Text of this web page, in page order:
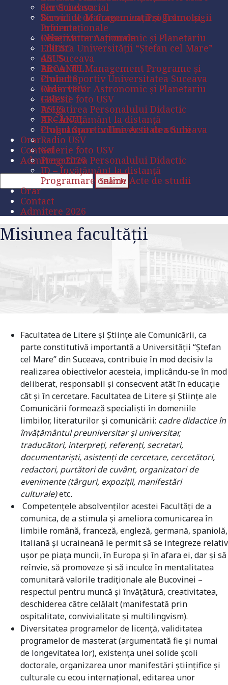
din Suceava
Biroul de Management Programe și
Proiecte
Observator Astronomic și Planetariu
FIRESC
ASUS
ARCANUL
Clubul Sportiv Universitatea Suceava
Radio USV
Galerie foto USV
Pregatirea Personalului Didactic
ID – Învățământ la distanță
Programare online Acte de studii
Orar
Contact
Admitere 2026
Serviciul social
Serviciul de Comunicaţii şi Tehnologii
Informaţionale
Relaţii Internaţionale
Editura Universităţii “Ştefan cel Mare”
din Suceava
Biroul de Management Programe și
Proiecte
Observator Astronomic și Planetariu
FIRESC
ASUS
ARCANUL
Clubul Sportiv Universitatea Suceava
Radio USV
Galerie foto USV
Pregatirea Personalului Didactic
ID – Învățământ la distanță
Programare online Acte de studii
Orar
Contact
Admitere 2026
Misiunea facultății
Facultatea de Litere şi Ştiinţe ale Comunicării, ca
parte constitutivă importantă a Universităţii “Ştefan
cel Mare” din Suceava, contribuie în mod decisiv la
realizarea obiectivelor acesteia, implicându-se în mod
deliberat, responsabil şi consecvent atât în educaţie
cât şi în cercetare. Facultatea de Litere şi Ştiinţe ale
Comunicării formează specialişti în domeniile
limbilor, literaturilor şi comunicării: cadre didactice în
învăţământul preuniversitar şi universitar,
traducători, interpreţi, referenţi, secretari,
documentarişti, asistenţi de cercetare, cercetători,
redactori, purtători de cuvânt, organizatori de
evenimente (târguri, expoziţii, manifestări
culturale)etc.
Competenţele absolvenţilor acestei Facultăţi de a
comunica, de a stimula şi ameliora comunicarea în
limbile română, franceză, engleză, germană, spaniolă,
italiană şi ucraineană le permit să se integreze relativ
uşor pe piaţa muncii, în Europa şi în afara ei, dar şi să
reînvie, să promoveze şi să inculce în mentalitatea
comunitară valorile tradiţionale ale Bucovinei –
respectul pentru muncă şi învăţătură, creativitatea,
deschiderea către celălalt (manifestată prin
ospitalitate, convivialitate și multilingvism).
Diversitatea programelor de licenţă, validitatea
programelor de masterat (argumentată fie şi numai
de longevitatea lor), existenţa unei solide şcoli
doctorale, organizarea unor manifestări ştiinţifice şi
culturale cu ecou internaţional, editarea unor